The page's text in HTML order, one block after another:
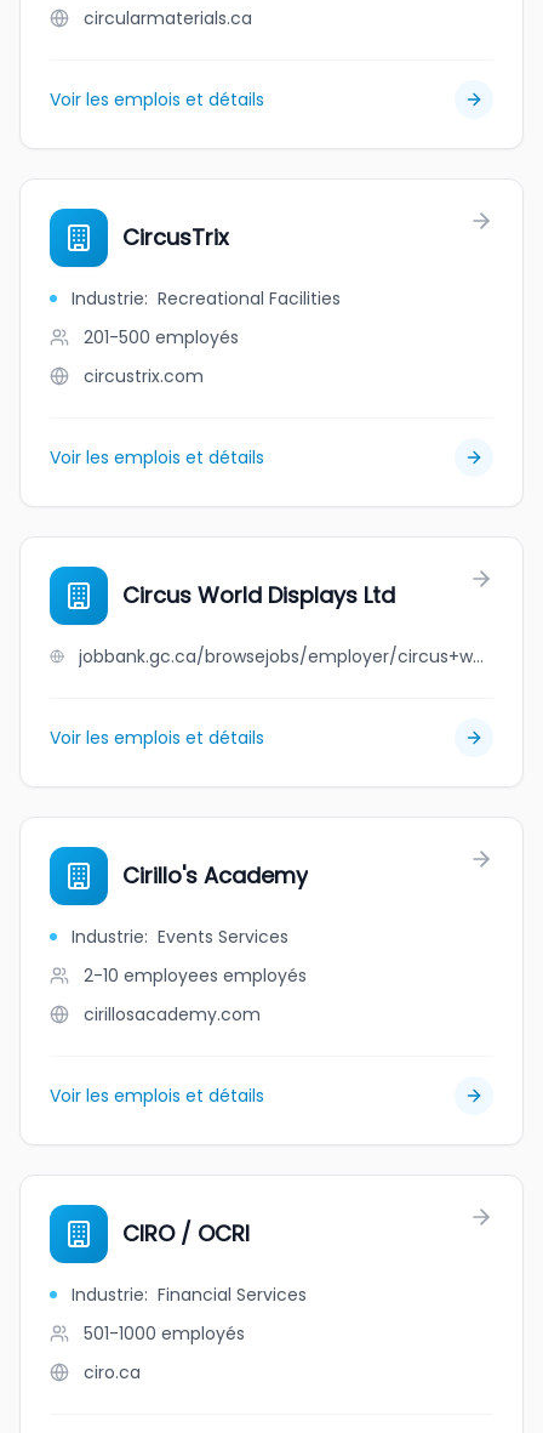
circularmaterials.ca
Voir les emplois et détails
CircusTrix
Industrie: Recreational Facilities
201-500 employés
circustrix.com
Voir les emplois et détails
Circus World Displays Ltd
jobbank.gc.ca/browsejobs/employer/circus+world+displays+ltd/ca
Voir les emplois et détails
Cirillo's Academy
Industrie: Events Services
2-10 employees employés
cirillosacademy.com
Voir les emplois et détails
CIRO / OCRI
Industrie: Financial Services
501-1000 employés
ciro.ca